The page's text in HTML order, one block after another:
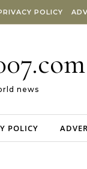
POLICY
news
POLICY